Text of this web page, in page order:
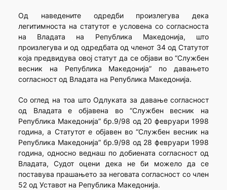
Од наведените одредби произлегува дека
легитимноста на статутот е условена со согласноста
на Владата на Република Македонија, што
произлегува и од одредбата од членот 34 од Статутот
која предвидува овој статут да се објави во “Службен
весник на Република Македонија” по давањето
согласност од Владата на Република Македонија.
Со оглед на тоа што Одлуката за давање согласност
од Владата е објавена во “Службен весник на
Република Македонија” бр.9/98 од 20 февруари 1998
година, а Статутот е објавен во “Службен весник на
Република Македонија” бр.9/98 од 28 февруари 1998
година, односно веднаш по добиената согласност од
Владата, Судот оцени дека не би можело да се
поставува прашањето за неговата согласност со член
52 од Уставот на Република Македонија.